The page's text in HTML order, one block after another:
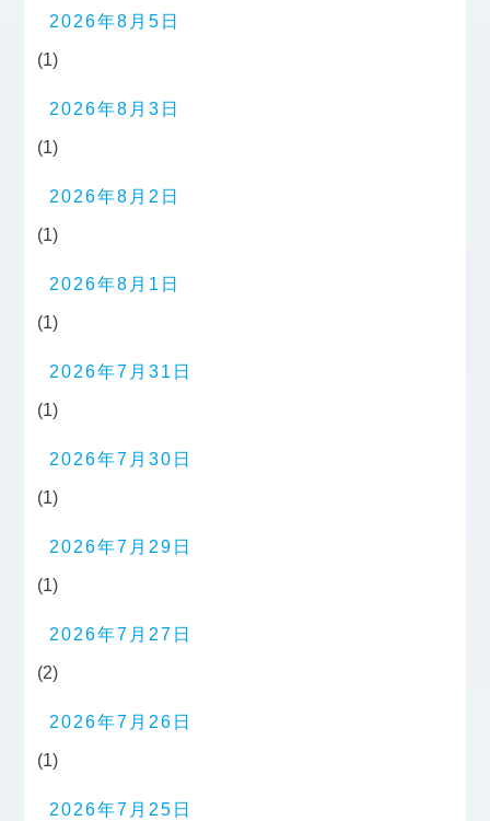
2026年8月5日
(1)
2026年8月3日
(1)
2026年8月2日
(1)
2026年8月1日
(1)
2026年7月31日
(1)
2026年7月30日
(1)
2026年7月29日
(1)
2026年7月27日
(2)
2026年7月26日
(1)
2026年7月25日